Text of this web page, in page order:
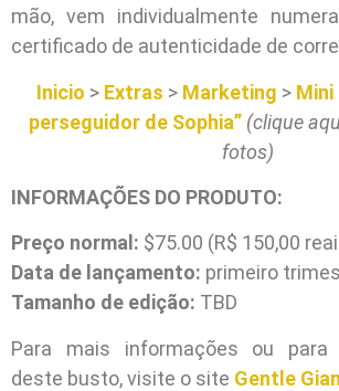
mão, vem individualmente
certificado de autenticidade de
Inicio > Extras > Marketing > Mini
perseguidor de Sophia” (clique
fotos)
INFORMAÇÕES DO PRODUTO:
Preço normal: $75.00 (R$ 150,00
Data de lançamento: primeiro
Tamanho de edição: TBD
Para mais informações ou para
deste busto, visite o site Gentle